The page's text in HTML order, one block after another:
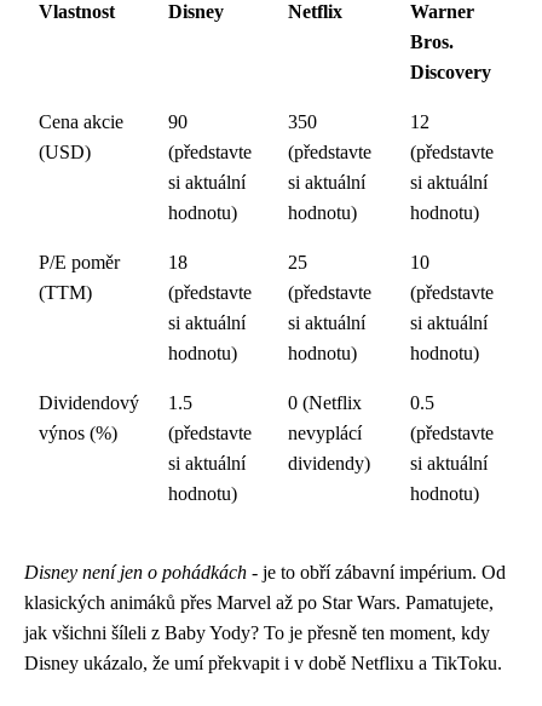
Vlastnost Disney Netflix
Warner
Bros.
Discovery
Cena akcie
(USD)
90
(představte
si aktuální
hodnotu)
350
(představte
si aktuální
hodnotu)
12
(představte
si aktuální
hodnotu)
P/E poměr
(TTM)
18
(představte
si aktuální
hodnotu)
25
(představte
si aktuální
hodnotu)
10
(představte
si aktuální
hodnotu)
Dividendový
výnos (%)
1.5
(představte
si aktuální
hodnotu)
0 (Netflix
nevyplácí
dividendy)
0.5
(představte
si aktuální
hodnotu)
Disney není jen o pohádkách - je to obří zábavní impérium. Od
klasických animáků přes Marvel až po Star Wars. Pamatujete,
jak všichni šíleli z Baby Yody? To je přesně ten moment, kdy
Disney ukázalo, že umí překvapit i v době Netflixu a TikToku.